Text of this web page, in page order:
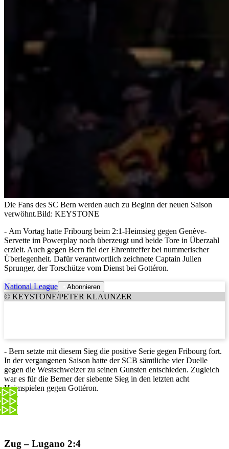
Die Fans des SC Bern werden auch zu Beginn der neuen Saison
verwöhnt.Bild: KEYSTONE
- Am Vortag hatte Fribourg beim 2:1-Heimsieg gegen Genève-
Servette im Powerplay noch überzeugt und beide Tore in Überzahl
erzielt. Auch gegen Bern fiel der Ehrentreffer bei nummerischer
Überlegenheit. Dafür verantwortlich zeichnete Captain Julien
Sprunger, der Torschütze vom Dienst bei Gottéron.
National League Abonnieren
© KEYSTONE/PETER KLAUNZER
- Bern setzte mit diesem Sieg die positive Serie gegen Fribourg fort.
In der vergangenen Saison hatte der SCB sämtliche vier Duelle
gegen die Westschweizer zu seinen Gunsten entschieden. Zugleich
war es für die Berner der siebente Sieg in den letzten acht
Heimspielen gegen Gottéron.
Zug – Lugano 2:4